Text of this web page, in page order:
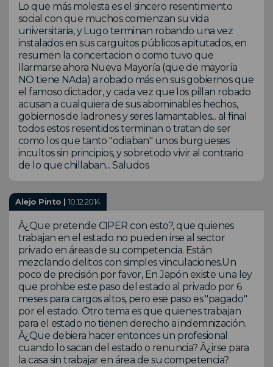
Lo que más molesta es el sincero resentimiento
social con que muchos comienzan su vida
universitaria, y Lugo terminan robando una vez
instalados en sus carguitos públicos apitutados, en
resumen la concertacion o como tuvo que
llarmarse ahora Nueva Mayoría (que de mayoría
NO tiene NAda) a robado más en sus gobiernos que
el famoso dictador, y cada vez que los pillan robado
acusan a cualquiera de sus abominables hechos,
gobiernos de ladrones y seres lamantables... al final
todos estos resentidos terminan o tratan de ser
como los que tanto "odiaban" unos burgueses
incultos sin principios, y sobretodo vivir al contrario
de lo que chillaban... Saludos
Alejo Pinto | 10.12.2014
Â¿Que pretende CIPER con esto?, que quienes
trabajan en el estado no pueden irse al sector
privado en áreas de su competencia. Están
mezclando delitos con simples vinculaciones.Un
poco de precisión por favor, En Japón existe una ley
que prohibe este paso del estado al privado por 6
meses para cargos altos, pero ese paso es "pagado"
por el estado. Otro tema es que quienes trabajan
para el estado no tienen derecho a indemnización.
Â¿Que debiera hacer entonces un profesional
cuando lo sacan del estado o renuncia? Â¿irse para
la casa sin trabajar en área de su competencia?